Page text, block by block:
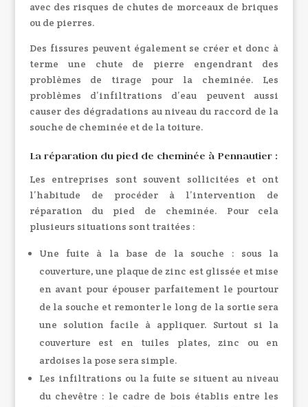
avec des risques de chutes de morceaux de briques
ou de pierres.
Des fissures peuvent également se créer et donc à
terme une chute de pierre engendrant des
problèmes de tirage pour la cheminée. Les
problèmes d’infiltrations d’eau peuvent aussi
causer des dégradations au niveau du raccord de la
souche de cheminée et de la toiture.
Laréparation du pied de cheminée à Pennautier :
Les entreprises sont souvent sollicitées et ont
l’habitude de procéder à l’intervention de
réparation du pied de cheminée. Pour cela
plusieurs situations sont traitées :
Une fuite à la base de la souche : sous la
couverture, une plaque de zinc est glissée et mise
en avant pour épouser parfaitement le pourtour
de la souche et remonter le long de la sortie sera
une solution facile à appliquer. Surtout si la
couverture est en tuiles plates, zinc ou en
ardoises la pose sera simple.
Les infiltrations ou la fuite se situent au niveau
du chevêtre : le cadre de bois établis entre les